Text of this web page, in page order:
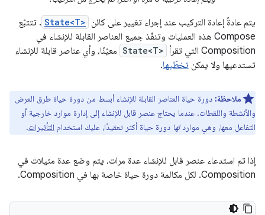
يتم عادةً إعادة التركيب عند إجراء تغيير على كائن State<T> . تتتبّع
Compose هذه العمليات وتنفّذ جميع العناصر القابلة للإنشاء في
Composition التي تقرأ
State<T> معيّنًا، وأي عناصر قابلة للإنشاء
تستدعيها ولا يمكن تخطّيها.
ملاحظة: دورة حياة العناصر القابلة للإنشاء أبسط من دورة حياة طرق العرض
والأنشطة واللقطات. عندما يحتاج عنصر قابل للإنشاء إلى إدارة موارد خارجية أو
التفاعل معها، وهي مواردلها دورة حياة أكثر تعقيدًا، عليك استخدام التأثيرات.
إذا تم استدعاء عنصر قابل للإنشاء عدة مرات، يتم وضع عدة مثيلات في
Composition. لكل مكالمة دورة حياة خاصة بها في Composition.